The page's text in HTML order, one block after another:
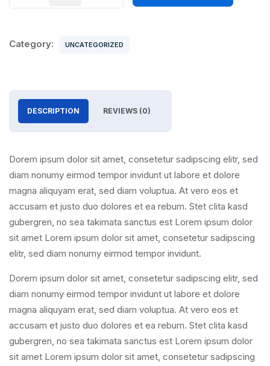
Category: UNCATEGORIZED
DESCRIPTION REVIEWS (0)
Dorem ipsum dolor sit amet, consetetur sadipscing elitr, sed
diam nonumy eirmod tempor invidunt ut labore et dolore
magna aliquyam erat, sed diam voluptua. At vero eos et
accusam et justo duo dolores et ea rebum. Stet clita kasd
gubergren, no sea takimata sanctus est Lorem ipsum dolor
sit amet Lorem ipsum dolor sit amet, consetetur sadipscing
elitr, sed diam nonumy eirmod tempor invidunt.
Dorem ipsum dolor sit amet, consetetur sadipscing elitr, sed
diam nonumy eirmod tempor invidunt ut labore et dolore
magna aliquyam erat, sed diam voluptua. At vero eos et
accusam et justo duo dolores et ea rebum. Stet clita kasd
gubergren, no sea takimata sanctus est Lorem ipsum dolor
sit amet Lorem ipsum dolor sit amet, consetetur sadipscing